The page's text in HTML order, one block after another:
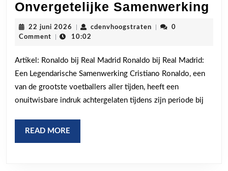
Onvergetelijke Samenwerking
22 juni 2026 22
juni
cdenvhoogstraten cdenvhoogstraten
0
Comment
10:02
Artikel: Ronaldo bij Real Madrid Ronaldo bij Real Madrid:
Een Legendarische Samenwerking Cristiano Ronaldo, een
van de grootste voetballers aller tijden, heeft een
onuitwisbare indruk achtergelaten tijdens zijn periode bij
READ MORE
MORE